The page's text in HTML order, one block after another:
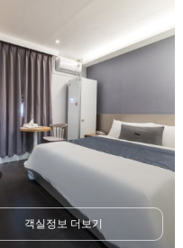
객실정보 더보기